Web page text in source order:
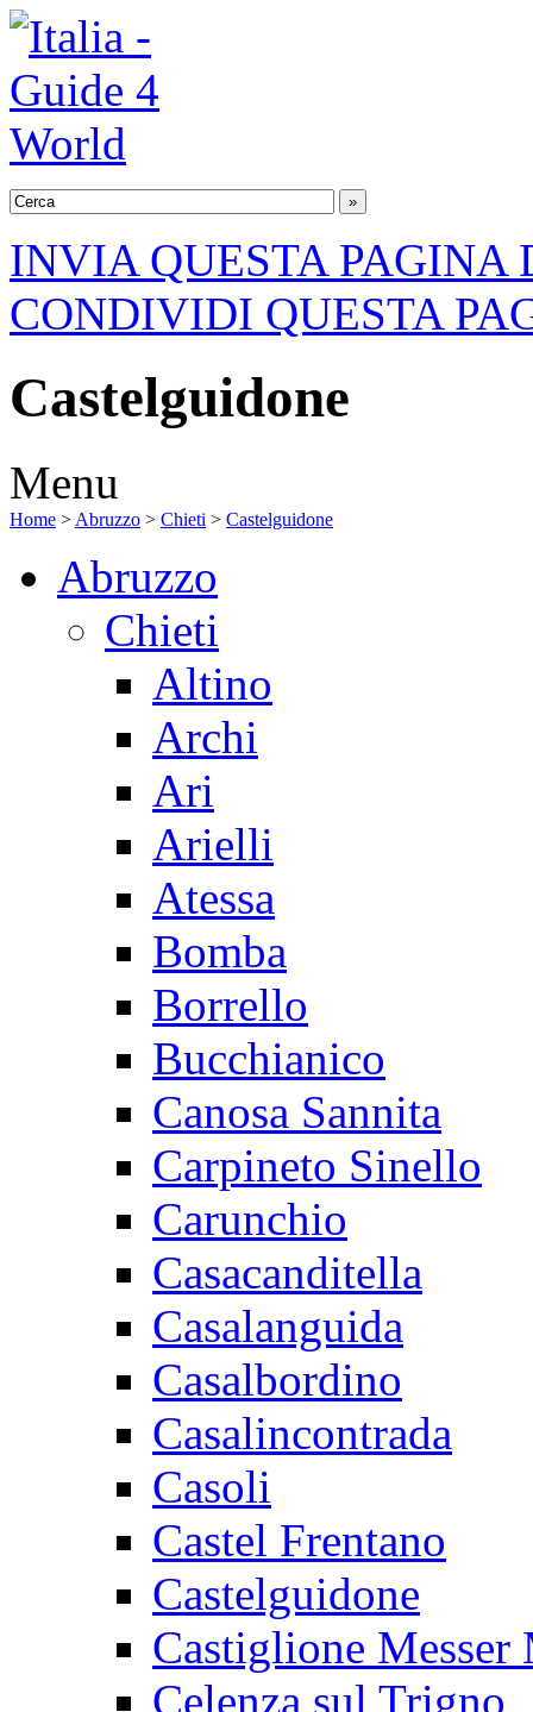
INVIA QUESTA PAGINA
CONDIVIDI QUESTA
Castelguidone
Menu
Home > Abruzzo > Chieti > Castelguidone
Abruzzo
Chieti
Altino
Archi
Ari
Arielli
Atessa
Bomba
Borrello
Bucchianico
Canosa Sannita
Carpineto Sinello
Carunchio
Casacanditella
Casalanguida
Casalbordino
Casalincontrada
Casoli
Castel Frentano
Castelguidone
Castiglione Messer
Celenza sul Trigno